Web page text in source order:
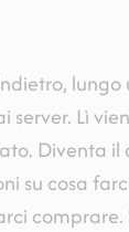
server. Lì
Diventa
su cosa
comprare.